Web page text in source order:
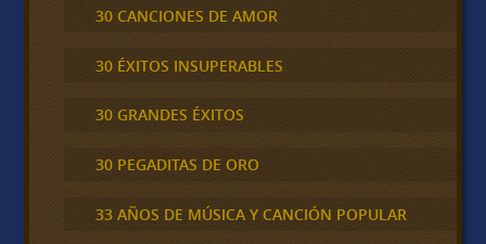
30 CANCIONES DE AMOR
30 ÉXITOS INSUPERABLES
30 GRANDES ÉXITOS
30 PEGADITAS DE ORO
33 AÑOS DE MÚSICA Y CANCIÓN POPULAR